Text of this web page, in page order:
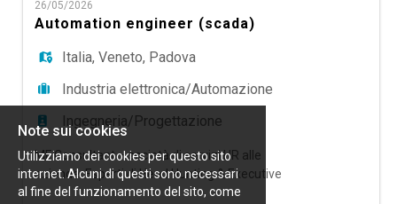
automazione un Sales Area Manager - Lazio.
Responsabilità: - Assicurare la pianificazione, la
26/05/2026
Automation engineer (scada)
Italia,Veneto, Padova
Industria elettronica/Automazione
Ingegneria/Progettazione
MF Consultant – società di servizi HR alle
aziende. Esperti di Head Hunting & Executive
Search; Talent Acquisition Outsourching e RPO,
...
Note sui cookies
Utilizziamo dei cookies per questo sito
internet. Alcuni di questi sono necessari
al fine del funzionamento del sito, come